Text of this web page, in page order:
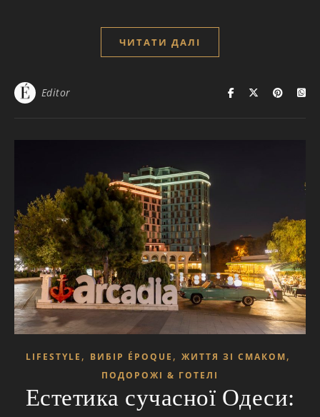
ЧИТАТИ ДАЛІ
Editor
LIFESTYLE , ВИБІР ÉPOQUE , ЖИТТЯ ЗІ СМАКОМ,
ПОДОРОЖІ & ГОТЕЛІ
Естетика сучасної Одеси: